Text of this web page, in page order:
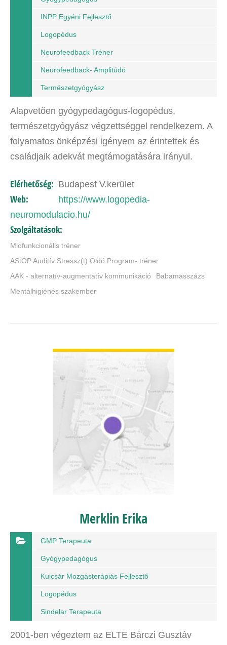
INPP Egyéni Fejlesztő
Logopédus
Neurofeedback Tréner
Neurofeedback- Amplitúdó
Természetgyógyász
Alapvetően gyógypedagógus-logopédus,
természetgyógyász végzettséggel rendelkezem. A
folyamatos önképzési igényem az érintettek és
családjaik adekvát megtámogatására irányul.
betartásával –…
Elérhetőség: Budapest V.kerület
Web:
https://www.logopedia-
neuromodulacio.hu/
Szolgáltatások:
Miofunkcionális tréner
AStOP Auditív Stressz(t) Oldó Program- tréner
AAK - alternatív-augmentatív kommunikáció
Babamasszázs
Mentálhigiénés szakember
Merklin Erika
GMP Terapeuta
Gyógypedagógus
Kulcsár Mozgásterápiás Fejlesztő
Logopédus
Sindelar Terapeuta
2001-ben végeztem az ELTE Bárczi Gusztáv